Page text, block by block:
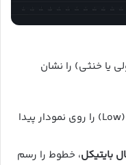
یا خنثی) را نشان
حداقل دو نقطه اوج (High) یا کف (Low) را روی نمودار پیدا
بایتیکل، خطوط را رسم